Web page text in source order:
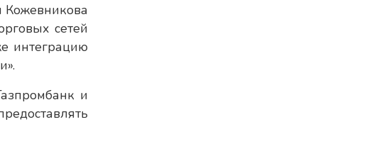
Кожевникова
сетей
интеграцию
и